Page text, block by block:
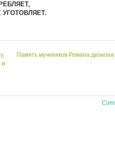
и
Память мучеников Романа